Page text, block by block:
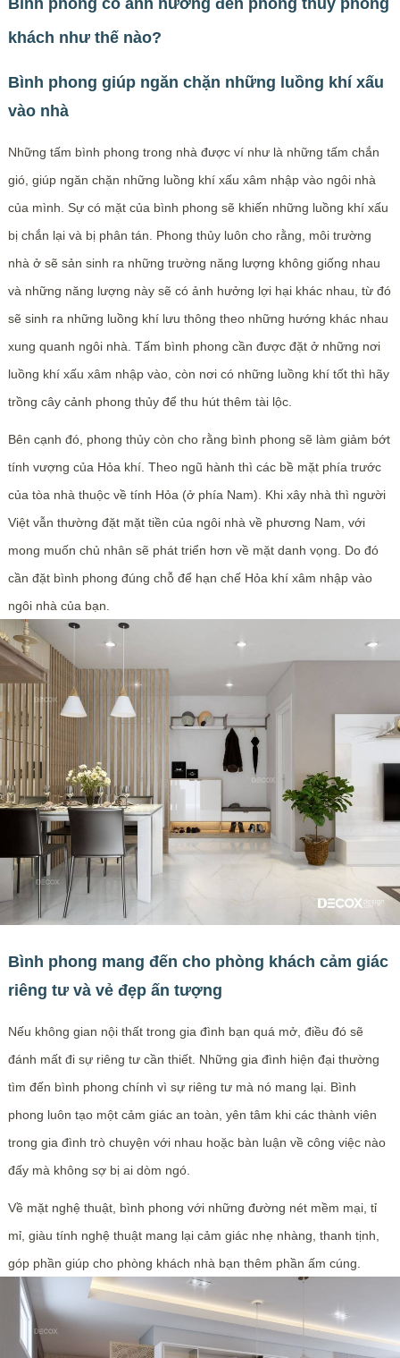
khách như thế nào?
Bình phong giúp ngăn chặn những luồng khí xấu
vào nhà
Những tấm bình phong trong nhà được ví như là những tấm chắn
gió, giúp ngăn chặn những luồng khí xấu xâm nhập vào ngôi nhà
của mình. Sự có mặt của bình phong sẽ khiến những luồng khí xấu
bị chắn lại và bị phân tán. Phong thủy luôn cho rằng, môi trường
nhà ở sẽ sản sinh ra những trường năng lượng không giống nhau
và những năng lượng này sẽ có ảnh hưởng lợi hại khác nhau, từ đó
sẽ sinh ra những luồng khí lưu thông theo những hướng khác nhau
xung quanh ngôi nhà. Tấm bình phong cần được đặt ở những nơi
luồng khí xấu xâm nhập vào, còn nơi có những luồng khí tốt thì hãy
trồng cây cảnh phong thủy để thu hút thêm tài lộc.
Bên cạnh đó, phong thủy còn cho rằng bình phong sẽ làm giảm bớt
tính vượng của Hỏa khí. Theo ngũ hành thì các bề mặt phía trước
của tòa nhà thuộc về tính Hỏa (ở phía Nam). Khi xây nhà thì người
Việt vẫn thường đặt mặt tiền của ngôi nhà về phương Nam, với
mong muốn chủ nhân sẽ phát triển hơn về mặt danh vọng. Do đó
cần đặt bình phong đúng chỗ để hạn chế Hỏa khí xâm nhập vào
ngôi nhà của bạn.
Bình phong mang đến cho phòng khách cảm giác
riêng tư và vẻ đẹp ấn tượng
Nếu không gian nội thất trong gia đình bạn quá mở, điều đó sẽ
đánh mất đi sự riêng tư cần thiết. Những gia đình hiện đại thường
tìm đến bình phong chính vì sự riêng tư mà nó mang lại. Bình
phong luôn tạo một cảm giác an toàn, yên tâm khi các thành viên
trong gia đình trò chuyện với nhau hoặc bàn luận về công việc nào
đấy mà không sợ bị ai dòm ngó.
Về mặt nghệ thuật, bình phong với những đường nét mềm mại, tỉ
mỉ, giàu tính nghệ thuật mang lại cảm giác nhẹ nhàng, thanh tịnh,
góp phần giúp cho phòng khách nhà bạn thêm phần ấm cúng.